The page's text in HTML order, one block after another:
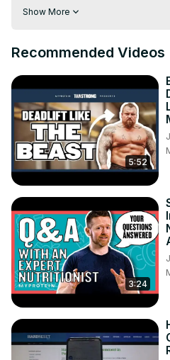
się na ekranie, a bez problemu
Jeśli lubisz nasze poradniki, to
powyżej znajduje się
dowiesz się jak działają inne
Jak włączyć liczbę polubień na
aktywować liczbę polubień na
włączyć liczbę polubień na
polubień na Instagramie?
#Instagram #włącz #polubienia
Sprawdź nasze social media:
Instagram ► https://
Facebook ► https://
Twitter ► https://twitter.com/
TikTok ► https://
Show More
Recommended Videos
5:52
3:24